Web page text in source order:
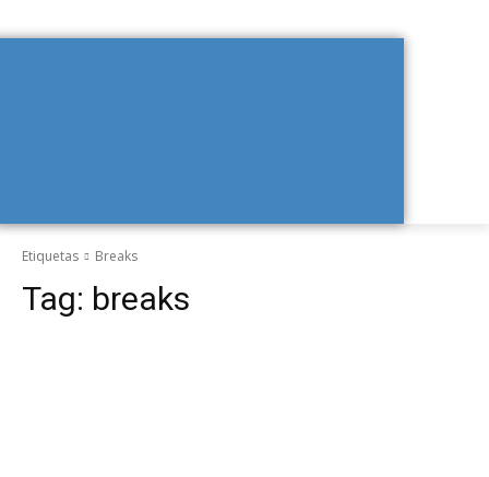
Etiquetas Breaks
Tag: breaks